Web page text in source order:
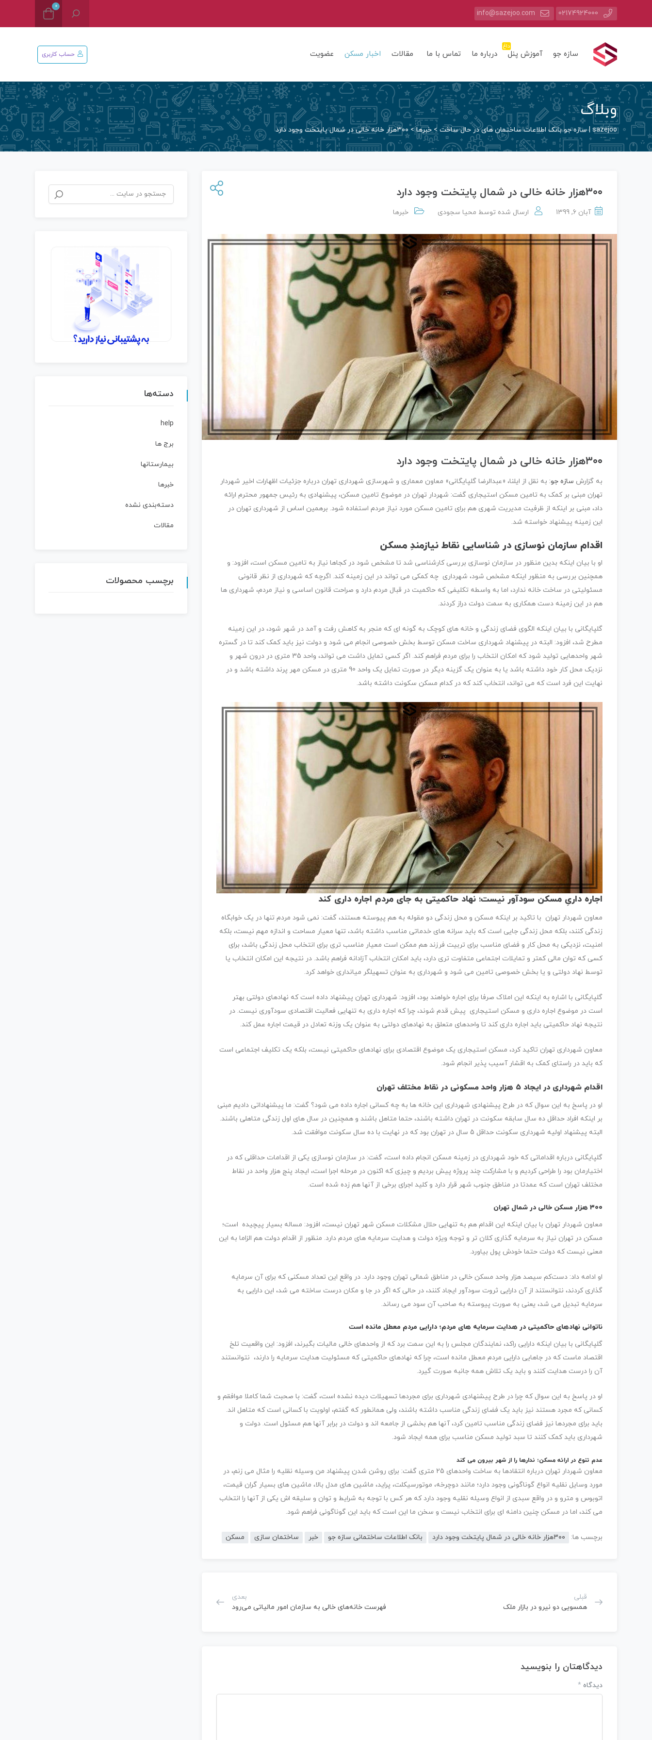
02174924000
info@sazejoo.com
0
سازه جو آموزش پنل
داغ
درباره ما تماس با ما مقالات اخبار مسکن عضویت حساب کاربری
وبلاگ
sazejoo | سازه جو بانک اطلاعات ساختمان های در حال ساخت >خبرها> ۳۰۰هزار خانه خالی در شمال پایتخت وجود دارد
۳۰۰هزار خانه خالی در شمال پایتخت وجود دارد
آبان 6, 1399 ارسال شده توسط محیا سجودی خبرها
۳۰۰هزار خانه خالی در شمال پایتخت وجود دارد
به گزارش سازه جو: به نقل از ایلنا، «عبدالرضا گلپایگانی» معاون معماری و شهرسازی شهرداری تهران درباره جزئیات اظهارات اخیر شهردار
تهران مبنی بر کمک به تامین مسکن استیجاری گفت: شهردار تهران در موضوع تامین مسکن، پیشنهادی به رئیس جمهور محترم ارائه
داد، مبنی بر اینکه از ظرفیت مدیریت شهری هم برای تامین مسکن مورد نیاز مردم استفاده شود. برهمین اساس از شهرداری تهران در
این زمینه پیشنهاد خواسته شد.
اقدام سازمان نوسازی در شناسایی نقاط نیازمندِ مسکن
او با بیان اینکه بدین منظور در سازمان نوسازی بررسی کارشناسی شد تا مشخص شود در کجاها نیاز به تامین مسکن است، افزود: و
همچنین بررسی به منظور اینکه مشخص شود، شهرداری چه کمکی می تواند در این زمینه کند. اگرچه که شهرداری از نظر قانونی
مسئولیتی در ساخت خانه ندارد، اما به واسطه تکلیفی که حاکمیت در قبال مردم دارد و صراحت قانون اساسی و نیاز مردم، شهرداری ها
هم در این زمینه دست همکاری به سمت دولت دراز کردند.
گلپایگانی با بیان اینکه الگوی فضای زندگی و خانه های کوچک به گونه ای که منجر به کاهش رفت و آمد در شهر شود، در این زمینه
مطرح شد، افزود: البته در پیشنهاد شهرداری ساخت مسکن توسط بخش خصوصی انجام می شود و دولت نیز باید کمک کند تا در گستره
شهر واحدهایی تولید شود که امکان انتخاب را برای مردم فراهم کند. اگر کسی تمایل داشت می تواند، واحد 35 متری در درون شهر و
نزدیک محل کار خود داشته باشد یا به عنوان یک گزینه دیگر در صورت تمایل یک واحد 90 متری در مسکن مهر پرند داشته باشد و در
نهایت این فرد است که می تواند، انتخاب کند که در کدام مسکن سکونت داشته باشد.
اجاره داریِ مسکن سودآور نیست؛ نهاد حاکمیتی به جای مردم اجاره داری کند
معاون شهردار تهران با تاکید بر اینکه مسکن و محل زندگی دو مقوله به هم پیوسته هستند، گفت: نمی شود مردم تنها در یک خوابگاه
زندگی کنند، بلکه محل زندگی جایی است که باید سرانه های خدماتی مناسب داشته باشد، تنها معیار مساحت و اندازه مهم نیست، بلکه
امنیت، نزدیکی به محل کار و فضای مناسب برای تربیت فرزند هم ممکن است معیار مناسب تری برای انتخاب محل زندگی باشد، برای
کسی که توان مالی کمتر و تمایلات اجتماعی متفاوت تری دارد، باید امکان انتخاب آزادانه فراهم باشد. در نتیجه این امکان انتخاب یا
توسط نهاد دولتی و یا بخش خصوصی تامین می شود و شهرداری به عنوان تسهیلگر میانداری خواهد کرد.
گلپایگانی با اشاره به اینکه این املاک صرفا برای اجاره خواهند بود، افزود: شهرداری تهران پیشنهاد داده است که نهادهای دولتی بهتر
است در موضوع اجاره داری و مسکن استیجاری پیش قدم شوند، چرا که اجاره داری به تنهایی فعالیت اقتصادی سودآوری نیست. در
نتیجه نهاد حاکمیتی باید اجاره داری کند تا واحدهای متعلق به نهادهای دولتی به عنوان یک وزنه تعادل در قیمت اجاره عمل کند.
معاون شهرداری تهران تاکید کرد، مسکن استیجاری یک موضوع اقتصادی برای نهادهای حاکمیتی نیست، بلکه یک تکلیف اجتماعی است
که باید در راستای کمک به اقشار آسیب پذیر انجام شود.
اقدام شهرداری در ایجاد ۵ هزار واحد مسکونی در نقاط مختلف تهران
او در پاسخ به این سوال که در طرح پیشنهادی شهرداری این خانه ها به چه کسانی اجاره داده می شود؟ گفت: ما پیشنهاداتی دادیم مبنی
بر اینکه افراد حداقل ده سال سابقه سکونت در تهران داشته باشند، حتما متاهل باشند و همچنین در سال های اول زندگی متاهلی باشند.
البته پیشنهاد اولیه شهرداری سکونت حداقل 5 سال در تهران بود که در نهایت با ده سال سکونت موافقت شد.
گلپایگانی درباره اقداماتی که خود شهرداری در زمینه مسکن انجام داده است، گفت: در سازمان نوسازی یکی از اقدامات حداقلی که در
اختیارمان بود را طراحی کردیم و با مشارکت چند پروژه پیش بردیم و چیزی که اکنون در مرحله اجرا است، ایجاد پنج هزار واحد در نقاط
مختلف تهران است که عمدتا در مناطق جنوب شهر قرار دارد و کلید اجرای برخی از آنها هم زده شده است.
۳۰۰ هزار مسکن خالی در شمال تهران
معاون شهردار تهران با بیان اینکه این اقدام هم به تنهایی حلال مشکلات مسکن شهر تهران نیست، افزود: مساله بسیار پیچیده است؛
مسکن در تهران نیاز به سرمایه گذاری کلان تر و توجه ویژه دولت و هدایت سرمایه های مردم دارد. منظور از اقدام دولت هم الزاما به این
معنی نیست که دولت حتما خودش پول بیاورد.
او ادامه داد: دست‌کم سیصد هزار واحد مسکن خالی در مناطق شمالی تهران وجود دارد. در واقع این تعداد مسکنی که برای آن سرمایه
گذاری کردند، نتوانستند از آن دارایی ثروت سودآور ایجاد کنند، در حالی که اگر در جا و مکان درست ساخته می شد، این دارایی به
سرمایه تبدیل می شد، یعنی به صورت پیوسته به صاحب آن سود می رساند.
ناتوانی نهادهای حاکمیتی در هدایت سرمایه های مردم؛ دارایی مردم معطل مانده است
گلپایگانی با بیان اینکه دارایی راکد، نمایندگان مجلس را به این سمت برد که از واحدهای خالی مالیات بگیرند، افزود: این واقعیت تلخ
اقتصاد ماست که در جاهایی دارایی مردم معطل مانده است، چرا که نهادهای حاکمیتی که مسئولیت هدایت سرمایه را دارند، نتوانستند
آن را درست هدایت کنند و باید یک تلاش همه جانبه صورت گیرد.
او در پاسخ به این سوال که چرا در طرح پیشنهادی شهرداری برای مجردها تسهیلات دیده نشده است، گفت: با صحبت شما کاملا موافقم و
کسانی که مجرد هستند نیز باید یک فضای زندگی مناسب داشته باشند، ولی همانطور که گفتم، اولویت با کسانی است که متاهل اند.
باید برای مجردها نیز فضای زندگی مناسب تامین کرد، آنها هم بخشی از جامعه اند و دولت در برابر آنها هم مسئول است. دولت و
شهرداری باید کمک کنند تا سبد تولید مسکن مناسب برای همه ایجاد شود.
عدم تنوع در ارائه مسکن؛ ندارها را از شهر بیرون می کند
معاون شهردار تهران درباره انتقادها به ساخت واحدهای 25 متری گفت: برای روشن شدن پیشنهاد من وسیله نقلیه را مثال می زنم، در
مورد وسایل نقلیه انواع گوناگونی وجود دارد؛ مانند دوچرخه، موتورسیکلت، پراید، ماشین های مدل بالا، ماشین های بسیار گران قیمت،
اتوبوس و مترو و در واقع سبدی از انواع وسیله نقلیه وجود دارد که هر کس با توجه به شرایط و توان و سلیقه اش یکی از آنها را انتخاب
می کند، اما در مسکن چنین دامنه ای برای انتخاب نیست و سخن ما این است که باید این گوناگونی فراهم شود.
برچسب ها: ۳۰۰هزار خانه خالی در شمال پایتخت وجود دارد بانک اطلاعات ساختمانی سازه جو خبر ساختمان سازی مسکن
قبلی
همسویی دو نیرو در بازار ملک
بعدی
فهرست خانه‌های خالی به سازمان امور مالیاتی می‌رود
دیدگاهتان را بنویسید
دیدگاه *
دسته‌ها
help
برج ها
بیمارستانها
خبرها
دسته‌بندی نشده
مقالات
برچسب محصولات